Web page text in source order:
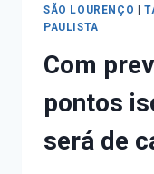
SÃO LOURENÇO |
PAULISTA
Com
pontos
será de